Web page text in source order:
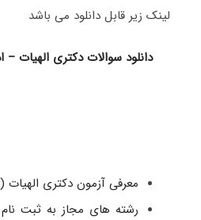
لینک زیر قابل دانلود می باشد
دانلود سوالات دکتری الهیات –
معرفی آزمون دکتری الهیات
رشته های مجاز به ثبت